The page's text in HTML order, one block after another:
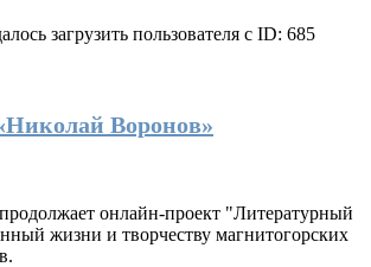
загрузить пользователя с ID: 685
Воронов»
онлайн-проект "Литературный
жизни и творчеству магнитогорских